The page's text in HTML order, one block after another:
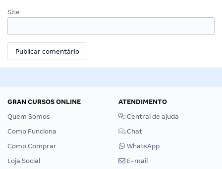
Site
GRAN CURSOS ONLINE
Quem Somos
Como Funciona
Como Comprar
Loja Social
ATENDIMENTO
Central de ajuda
Chat
WhatsApp
E-mail